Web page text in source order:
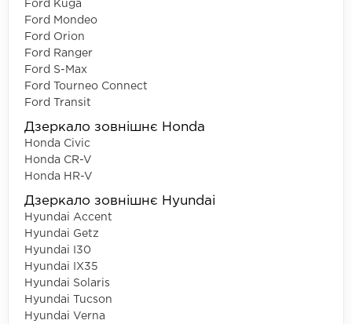
Ford Kuga
Ford Mondeo
Ford Orion
Ford Ranger
Ford S-Max
Ford Tourneo Connect
Ford Transit
Дзеркало зовнішнє Honda
Honda Civic
Honda CR-V
Honda HR-V
Дзеркало зовнішнє Hyundai
Hyundai Accent
Hyundai Getz
Hyundai I30
Hyundai IX35
Hyundai Solaris
Hyundai Tucson
Hyundai Verna